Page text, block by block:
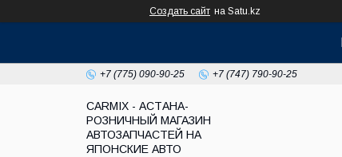
Создать сайт на Satu.kz
+7 (775) 090-90-25 +7 (747) 790-90-25
СARMIX - АСТАНА-
РОЗНИЧНЫЙ МАГАЗИН
АВТОЗАПЧАСТЕЙ НА
ЯПОНСКИЕ АВТО